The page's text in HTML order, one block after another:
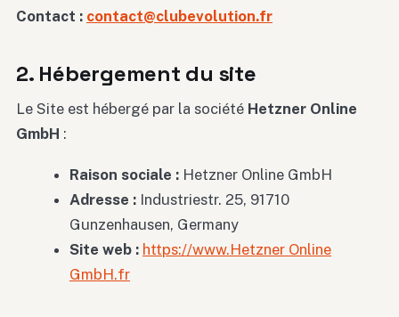
Contact : contact@clubevolution.fr
2. Hébergement du site
Le Site est hébergé par la société Hetzner Online
GmbH :
Raison sociale :Hetzner Online GmbH
Adresse :Industriestr. 25, 91710
Gunzenhausen, Germany
Site web : https://www.Hetzner Online
GmbH.fr